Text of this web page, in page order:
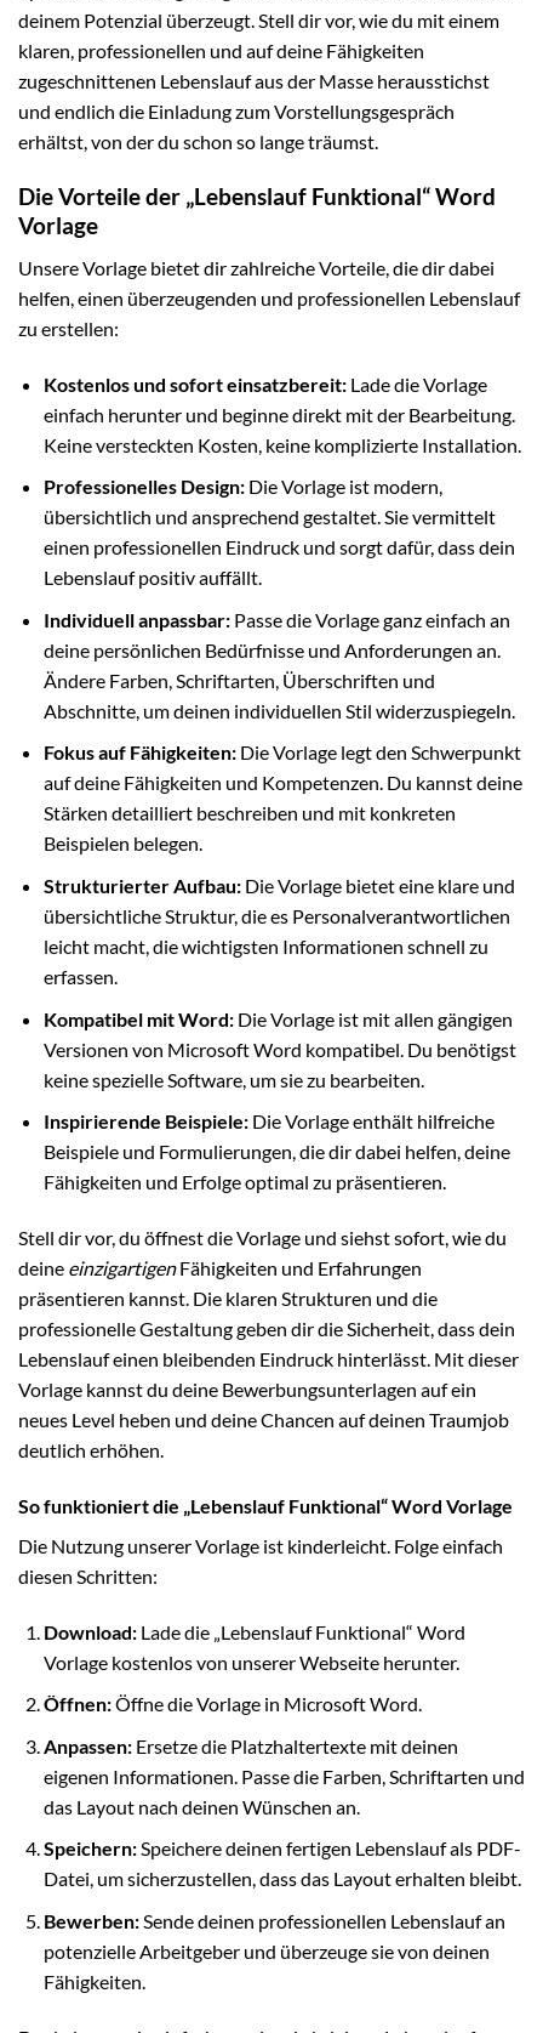
deinem Potenzial überzeugt. Stell dir vor, wie du mit einem
klaren, professionellen und auf deine Fähigkeiten
zugeschnittenen Lebenslauf aus der Masse herausstichst
und endlich die Einladung zum Vorstellungsgespräch
erhältst, von der du schon so lange träumst.
Die Vorteile der „Lebenslauf Funktional“ Word
Vorlage
Unsere Vorlage bietet dir zahlreiche Vorteile, die dir dabei
helfen, einen überzeugenden und professionellen Lebenslauf
zu erstellen:
Kostenlos und sofort einsatzbereit:Lade die Vorlage
einfach herunter und beginne direkt mit der Bearbeitung.
Keine versteckten Kosten, keine komplizierte Installation.
Professionelles Design:Die Vorlage ist modern,
übersichtlich und ansprechend gestaltet. Sie vermittelt
einen professionellen Eindruck und sorgt dafür, dass dein
Lebenslauf positiv auffällt.
Individuell anpassbar:Passe die Vorlage ganz einfach an
deine persönlichen Bedürfnisse und Anforderungen an.
Ändere Farben, Schriftarten, Überschriften und
Abschnitte, um deinen individuellen Stil widerzuspiegeln.
Fokus auf Fähigkeiten:Die Vorlage legt den Schwerpunkt
auf deine Fähigkeiten und Kompetenzen. Du kannst deine
Stärken detailliert beschreiben und mit konkreten
Beispielen belegen.
Strukturierter Aufbau:Die Vorlage bietet eine klare und
übersichtliche Struktur, die es Personalverantwortlichen
leicht macht, die wichtigsten Informationen schnell zu
erfassen.
Kompatibel mit Word:Die Vorlage ist mit allen gängigen
Versionen von Microsoft Word kompatibel. Du benötigst
keine spezielle Software, um sie zu bearbeiten.
Inspirierende Beispiele:Die Vorlage enthält hilfreiche
Beispiele und Formulierungen, die dir dabei helfen, deine
Fähigkeiten und Erfolge optimal zu präsentieren.
Stell dir vor, du öffnest die Vorlage und siehst sofort, wie du
deine einzigartigenFähigkeiten und Erfahrungen
präsentieren kannst. Die klaren Strukturen und die
professionelle Gestaltung geben dir die Sicherheit, dass dein
Lebenslauf einen bleibenden Eindruck hinterlässt. Mit dieser
Vorlage kannst du deine Bewerbungsunterlagen auf ein
neues Level heben und deine Chancen auf deinen Traumjob
deutlich erhöhen.
So funktioniert die „Lebenslauf Funktional“ Word Vorlage
Die Nutzung unserer Vorlage ist kinderleicht. Folge einfach
diesen Schritten:
Download:Lade die „Lebenslauf Funktional“ Word
Vorlage kostenlos von unserer Webseite herunter.
Öffnen:Öffne die Vorlage in Microsoft Word.
Anpassen:Ersetze die Platzhaltertexte mit deinen
eigenen Informationen. Passe die Farben, Schriftarten und
das Layout nach deinen Wünschen an.
Speichern:Speichere deinen fertigen Lebenslauf als PDF-
Datei, um sicherzustellen, dass das Layout erhalten bleibt.
Bewerben:Sende deinen professionellen Lebenslauf an
potenzielle Arbeitgeber und überzeuge sie von deinen
Fähigkeiten.